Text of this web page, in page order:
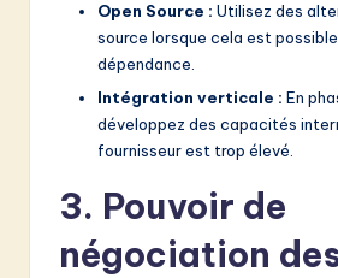
Open Source : Utilisez des
source lorsque cela est
dépendance.
Intégration verticale : En
développez des capacités
fournisseur est trop élevé.
3. Pouvoir de
négociation